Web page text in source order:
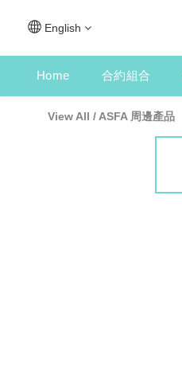
English
Home 合約組合
View All / ASFA 周邊產品